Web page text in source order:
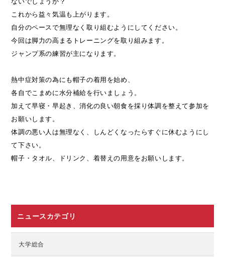
これから益々気温も上がります。
自分のペースで無理なく取り組むようにしてください。
今回は脚力の高まるトレーニングを取り組みます。
ジャンプ系の練習が主になります。
熱中症対策の為にも帽子の着用を始め、
各自でこまめに水分補給を行いましょう。
加えて早寝・早起き、消化の良い朝食を採り体調を整えて参加を
お願いします。
体調の悪い人は無理なく、しんどくなったらすぐに休むようにし
て下さい。
帽子・タオル、ドリンク、着替えの用意をお願いします。
ニュースカテゴリ
大学総合